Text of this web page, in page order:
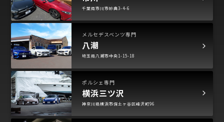
千葉県市川市妙典3-4-6
メルセデスベンツ専門
八潮
埼玉県八潮市中央1-15-18
ポルシェ専門
横浜三ツ沢
神奈川県横浜市保土ヶ谷区峰沢町96